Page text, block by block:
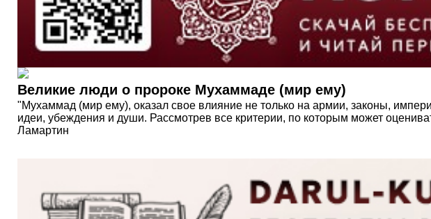
Великие люди о пророке Мухаммаде (мир ему)
"Мухаммад (мир ему), оказал свое влияние не только на армии, законы,
идеи, убеждения и души. Рассмотрев все критерии, по которым может
Ламартин